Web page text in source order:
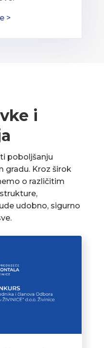
>
i
poboljšanju
gradu. Kroz širok
o različitim
udobno, sigurno